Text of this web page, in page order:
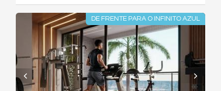
DE FRENTE PARA O INFINITO AZUL